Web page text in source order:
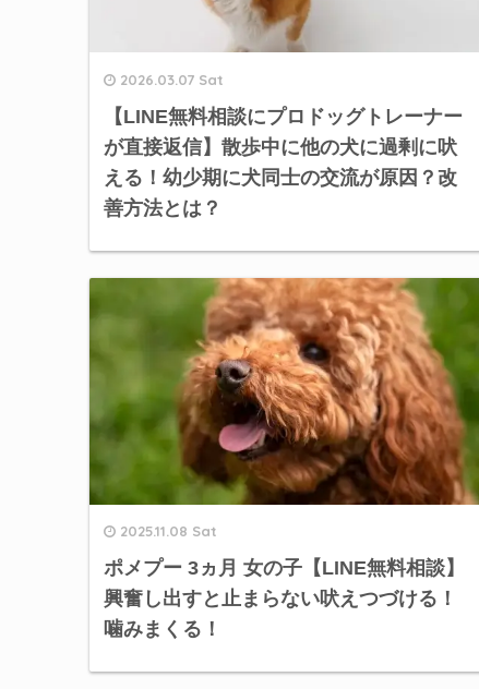
2026.03.07 Sat
【LINE無料相談にプロドッグトレーナー
が直接返信】散歩中に他の犬に過剰に吠
える！幼少期に犬同士の交流が原因？改
善方法とは？
2025.11.08 Sat
ポメプー 3ヵ月 女の子【LINE無料相談】
興奮し出すと止まらない吠えつづける！
噛みまくる！